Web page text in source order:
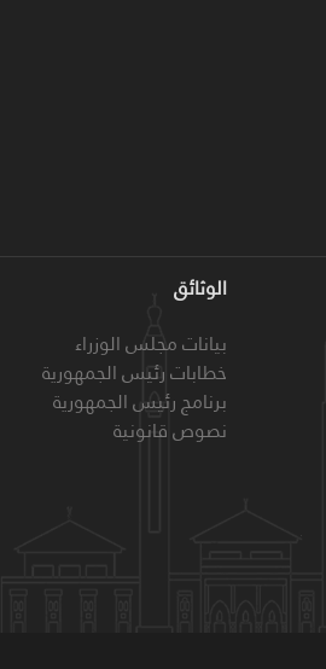
الوثائق
بيانات مجلس الوزراء
خطابات رئيس الجمهورية
برنامج رئيس الجمهورية
نصوص قانونية